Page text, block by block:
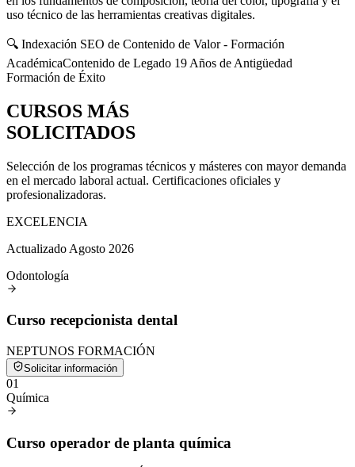
uso técnico de las herramientas creativas digitales.
🔍 Indexación SEO de Contenido de Valor - Formación
AcadémicaContenido de Legado 19 Años de Antigüedad
Formación de Éxito
CURSOS MÁS
SOLICITADOS
Selección de los programas técnicos y másteres con mayor demanda
en el mercado laboral actual. Certificaciones oficiales y
profesionalizadoras.
EXCELENCIA
Actualizado Agosto 2026
Odontología
Curso recepcionista dental
NEPTUNOS FORMACIÓN
Solicitar información
01
Química
Curso operador de planta química